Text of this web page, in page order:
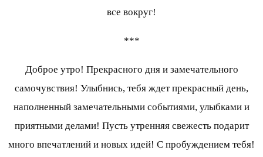
все вокруг!
***
Доброе утро! Прекрасного дня и замечательного
самочувствия! Улыбнись, тебя ждет прекрасный день,
наполненный замечательными событиями, улыбками и
приятными делами! Пусть утренняя свежесть подарит
много впечатлений и новых идей! С пробуждением тебя!